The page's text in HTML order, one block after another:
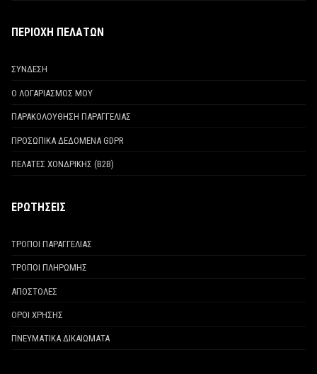
ΠΕΡΙΟΧΗ ΠΕΛΑΤΩΝ
ΣΥΝΔΕΣΗ
Ο ΛΟΓΑΡΙΑΣΜΟΣ ΜΟΥ
ΠΑΡΑΚΟΛΟΥΘΗΣΗ ΠΑΡΑΓΓΕΛΙΑΣ
ΠΡΟΣΩΠΙΚΑ ΔΕΔΟΜΕΝΑ GDPR
ΠΕΛΑΤΕΣ ΧΟΝΔΡΙΚΗΣ (Β2Β)
ΕΡΩΤΗΣΕΙΣ
ΤΡΟΠΟΙ ΠΑΡΑΓΓΕΛΙΑΣ
ΤΡΟΠΟΙ ΠΛΗΡΩΜΗΣ
ΑΠΟΣΤΟΛΕΣ
ΟΡΟΙ ΧΡΗΣΗΣ
ΠΝΕΥΜΑΤΙΚΑ ΔΙΚΑΙΩΜΑΤΑ